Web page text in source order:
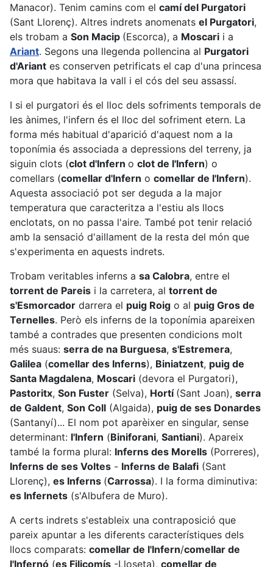
Manacor). Tenim camins com el camí del Purgatori
(Sant Llorenç). Altres indrets anomenats el Purgatori,
els trobam a Son Macip (Escorca), a Moscari i a
Ariant. Segons una llegenda pollencina al Purgatori
d'Ariant es conserven petrificats el cap d'una princesa
mora que habitava la vall i el cós del seu assassí.
I si el purgatori és el lloc dels sofriments temporals de
les ànimes, l'infern és el lloc del sofriment etern. La
forma més habitual d'aparició d'aquest nom a la
toponímia és associada a depressions del terreny, ja
siguin clots (clot d'Infern o clot de l'Infern) o
comellars (comellar d'Infern o comellar de l'Infern).
Aquesta associació pot ser deguda a la major
temperatura que caracteritza a l'estiu als llocs
enclotats, on no passa l'aire. També pot tenir relació
amb la sensació d'aillament de la resta del món que
s'experimenta en aquests indrets.
Trobam veritables inferns a sa Calobra, entre el
torrent de Pareis i la carretera, al torrent de
s'Esmorcador darrera el puig Roig o al puig Gros de
Ternelles. Però els inferns de la toponímia apareixen
també a contrades que presenten condicions molt
més suaus: serra de na Burguesa, s'Estremera,
Galilea (comellar des Inferns), Biniatzent, puig de
Santa Magdalena, Moscari (devora el Purgatori),
Pastoritx, Son Fuster (Selva), Hortí (Sant Joan), serra
de Galdent, Son Coll (Algaida), puig de ses Donardes
(Santanyí)... El nom pot aparèixer en singular, sense
determinant: l'Infern (Biniforani, Santiani). Apareix
també la forma plural: Inferns des Morells (Porreres),
Inferns de ses Voltes - Inferns de Balafi (Sant
Llorenç), es Inferns (Carrossa). I la forma diminutiva:
es Infernets (s'Albufera de Muro).
A certs indrets s'estableix una contraposició que
pareix apuntar a les diferents característiques dels
llocs comparats: comellar de l'Infern/comellar de
l'Infernó (es Filicomís -Lloseta), comellar de